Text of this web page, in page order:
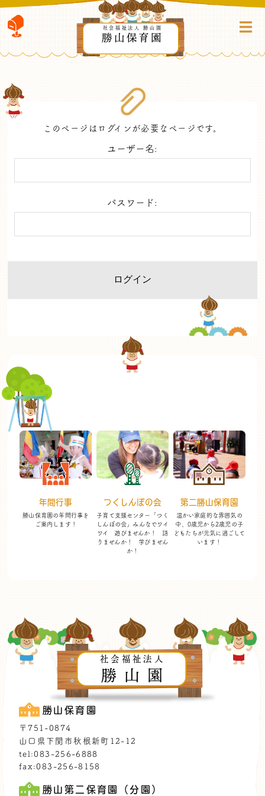
社会福祉法人 勝山園
勝山保育園
このページはログインが必要なページです。
ユーザー名:
パスワード:
年間行事
勝山保育園の年間行事を
ご案内します！
つくしんぼの会
子育て支援センター「つく
しんぼの会」 みんなでワイ
ワイ 遊びませんか！
語
りませんか！ 学びません
か！
第二勝山保育園
温かい家庭的な雰囲気の
中、 0歳児から2歳児の子
どもたちが元気に過ごして
います！
社会福祉法人
勝山園
勝山保育園
〒751-0874
山口県下関市秋根新町12-12
tel:083-256-6888
fax:083-256-8158
勝山第二保育園（分園）